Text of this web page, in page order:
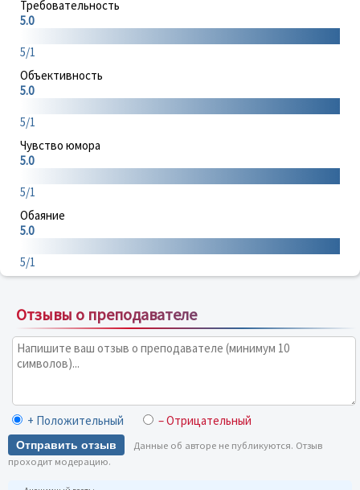
Требовательность
5.0
5/1
Объективность
5.0
5/1
Чувство юмора
5.0
5/1
Обаяние
5.0
5/1
Отзывы о преподавателе
+ Положительный – Отрицательный
Отправить отзыв
Данные об авторе не публикуются. Отзыв
проходит модерацию.